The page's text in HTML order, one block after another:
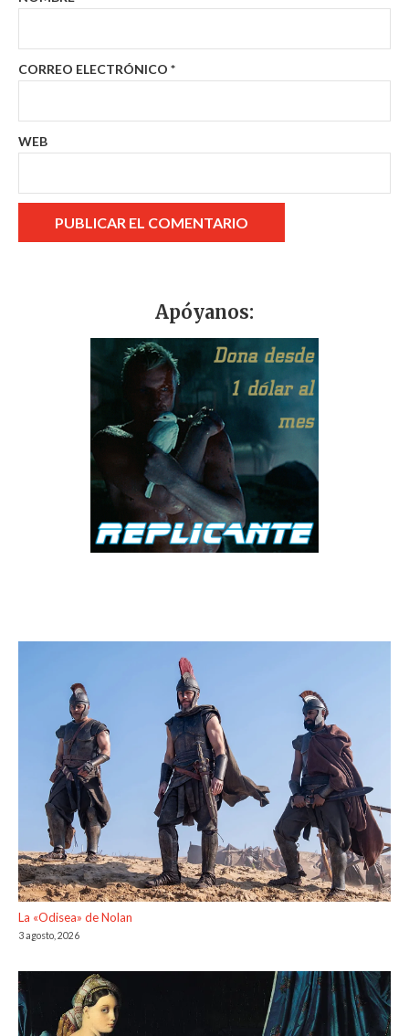
CORREO ELECTRÓNICO *
WEB
Apóyanos:
La «Odisea» de Nolan
3 agosto, 2026